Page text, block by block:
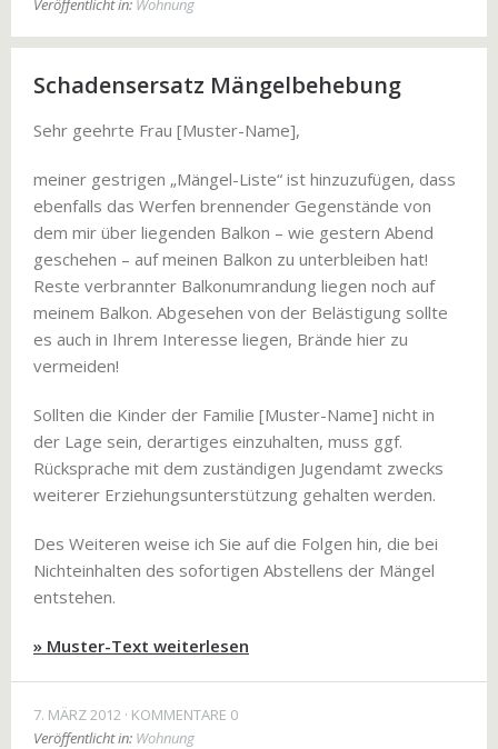
Veröffentlicht in: Wohnung
Schadensersatz Mängelbehebung
Sehr geehrte Frau [Muster-Name],
meiner gestrigen „Mängel-Liste“ ist hinzuzufügen, dass
ebenfalls das Werfen brennender Gegenstände von
dem mir über liegenden Balkon – wie gestern Abend
geschehen – auf meinen Balkon zu unterbleiben hat!
Reste verbrannter Balkonumrandung liegen noch auf
meinem Balkon. Abgesehen von der Belästigung sollte
es auch in Ihrem Interesse liegen, Brände hier zu
vermeiden!
Sollten die Kinder der Familie [Muster-Name] nicht in
der Lage sein, derartiges einzuhalten, muss ggf.
Rücksprache mit dem zuständigen Jugendamt zwecks
weiterer Erziehungsunterstützung gehalten werden.
Des Weiteren weise ich Sie auf die Folgen hin, die bei
Nichteinhalten des sofortigen Abstellens der Mängel
entstehen.
» Muster-Text weiterlesen
7. MÄRZ 2012 KOMMENTARE 0
Veröffentlicht in: Wohnung